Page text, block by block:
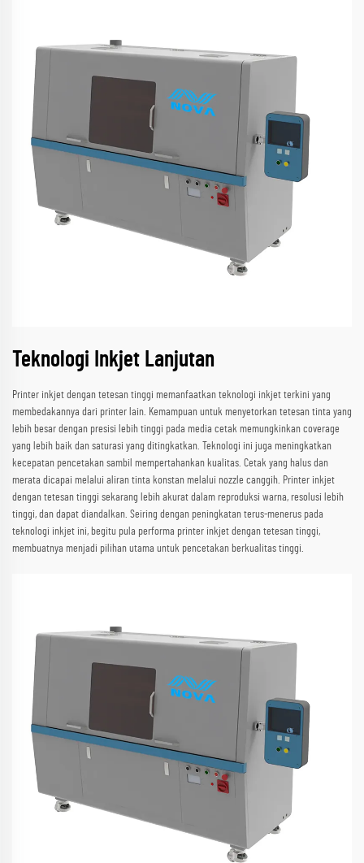
Teknologi Inkjet Lanjutan
Printer inkjet dengan tetesan tinggi memanfaatkan teknologi inkjet terkini yang
membedakannya dari printer lain. Kemampuan untuk menyetorkan tetesan tinta yang
lebih besar dengan presisi lebih tinggi pada media cetak memungkinkan coverage
yang lebih baik dan saturasi yang ditingkatkan. Teknologi ini juga meningkatkan
kecepatan pencetakan sambil mempertahankan kualitas. Cetak yang halus dan
merata dicapai melalui aliran tinta konstan melalui nozzle canggih. Printer inkjet
dengan tetesan tinggi sekarang lebih akurat dalam reproduksi warna, resolusi lebih
tinggi, dan dapat diandalkan. Seiring dengan peningkatan terus-menerus pada
teknologi inkjet ini, begitu pula performa printer inkjet dengan tetesan tinggi,
membuatnya menjadi pilihan utama untuk pencetakan berkualitas tinggi.